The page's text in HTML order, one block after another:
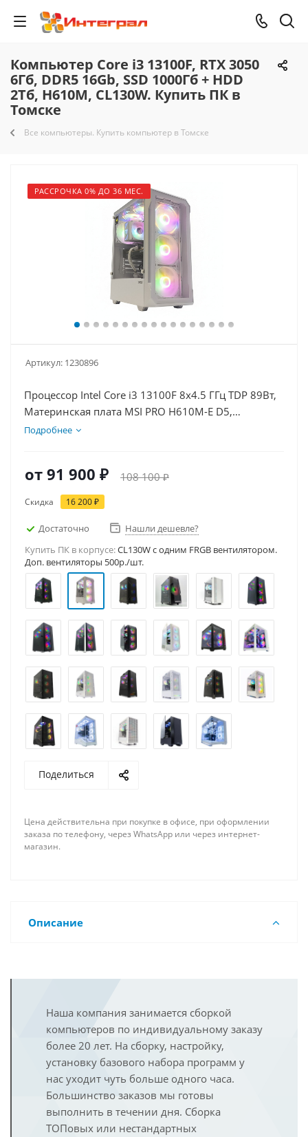
Компьютер Core i3 13100F, RTX 3050
6Гб, DDR5 16Gb, SSD 1000Гб + HDD
2Тб, H610M, CL130W. Купить ПК в
Томске
Все компьютеры. Купить компьютер в Томске
РАССРОЧКА 0% ДО 36 МЕС.
Артикул: 1230896
Процессор Intel Core i3 13100F 8x4.5 ГГц TDP 89Вт,
Материнская плата MSI PRO H610M-E D5,
Видеокарта RTX 3050 6Гб, Память DDR5 16Gb,
Подробнее
от 91 900 ₽ 108 100 ₽
Скидка 16 200 ₽
Достаточно
Нашли дешевле?
Купить ПК в корпусе:CL130W c одним FRGB вентилятором.
Доп. вентиляторы 500р./шт.
Поделиться
Цена действительна при покупке в офисе, при оформлении
заказа по телефону, через WhatsApp или через интернет-
магазин.
Описание
Наша компания занимается сборкой
компьютеров по индивидуальному заказу
более 20 лет. На сборку, настройку,
установку базового набора программ у
нас уходит чуть больше одного часа.
Большинство заказов мы готовы
выполнить в течении дня. Сборка
ТОПовых или нестандартных